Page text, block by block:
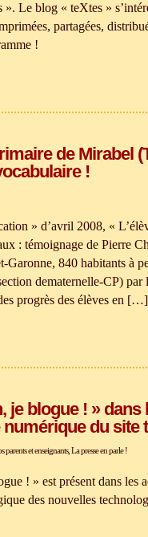
Le blog « teXtes »
partagées,
!
de Mirabel
!
» d’avril 2008, «
: témoignage de Pierre
840 habitants à
dematernelle-CP) par
progrès des élèves en […]
je blogue ! » dans
numérique du site
parents et enseignants, La presse en parle !
! » est présent dans les
des nouvelles